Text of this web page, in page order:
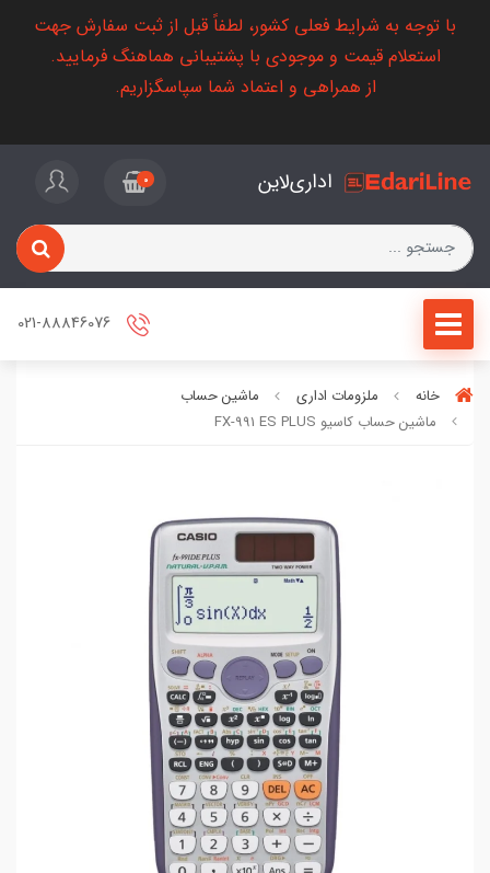
با توجه به شرایط فعلی کشور، لطفاً قبل از ثبت سفارش جهت
استعلام قیمت و موجودی با پشتیبانی هماهنگ فرمایید.
از همراهی و اعتماد شما سپاسگزاریم.
اداری‌لاین 0
خانه ملزومات اداری
ماشین حساب
ماشین حساب کاسیو FX-991 ES PLUS